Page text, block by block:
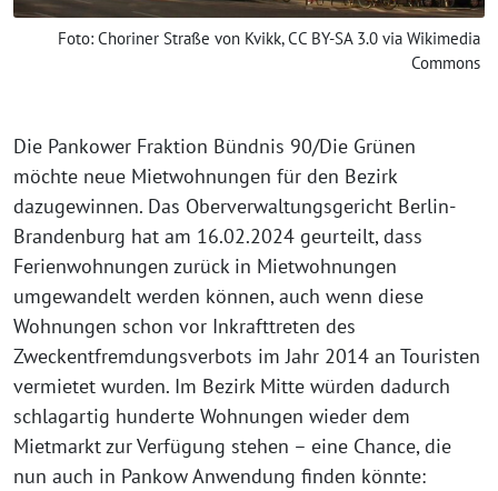
Foto: Choriner Straße von Kvikk, CC BY-SA 3.0 via Wikimedia
Commons
Die Pankower Fraktion Bündnis 90/Die Grünen
möchte neue Mietwohnungen für den Bezirk
dazugewinnen. Das Oberverwaltungsgericht Berlin-
Brandenburg hat am 16.02.2024 geurteilt, dass
Ferienwohnungen zurück in Mietwohnungen
umgewandelt werden können, auch wenn diese
Wohnungen schon vor Inkrafttreten des
Zweckentfremdungsverbots im Jahr 2014 an Touristen
vermietet wurden. Im Bezirk Mitte würden dadurch
schlagartig hunderte Wohnungen wieder dem
Mietmarkt zur Verfügung stehen – eine Chance, die
nun auch in Pankow Anwendung finden könnte: